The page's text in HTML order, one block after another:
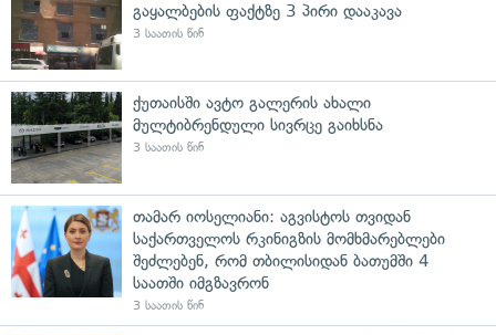
გაყალბების ფაქტზე 3 პირი დააკავა
3 საათის წინ
ქუთაისში ავტო გალერის ახალი
მულტიბრენდული სივრცე გაიხსნა
3 საათის წინ
თამარ იოსელიანი: აგვისტოს თვიდან
საქართველოს რკინიგზის მომხმარებლები
შეძლებენ, რომ თბილისიდან ბათუმში 4
საათში იმგზავრონ
3 საათის წინ